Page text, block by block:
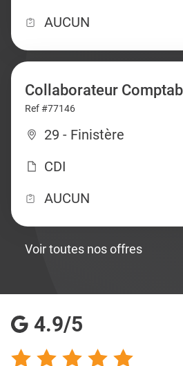
AUCUN
Collaborateur
Ref #77146
29 - Finistère
CDI
AUCUN
Voir toutes nos offres
4.9/5